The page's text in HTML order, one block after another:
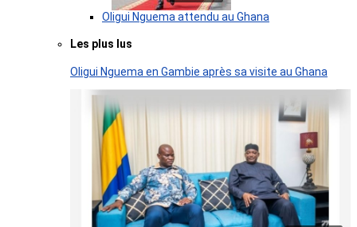
Oligui Nguema attendu au Ghana
Les plus lus
Oligui Nguema en Gambie après sa visite au Ghana